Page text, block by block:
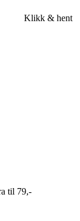
Klikk & hent
til 79,-